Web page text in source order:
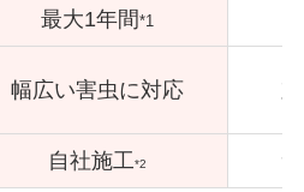
最大1年間*1
幅広い害虫に対応
自社施工*2